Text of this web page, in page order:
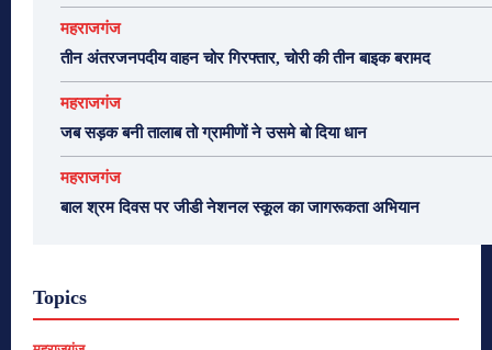
महराजगंज
तीन अंतरजनपदीय वाहन चोर गिरफ्तार, चोरी की तीन बाइक बरामद
महराजगंज
जब सड़क बनी तालाब तो ग्रामीणों ने उसमे बो दिया धान
महराजगंज
बाल श्रम दिवस पर जीडी नेशनल स्कूल का जागरूकता अभियान
Topics